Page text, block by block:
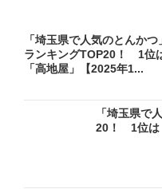
「埼玉県で人気のとんかつ
ランキングTOP20！ 1位
「高地屋」【2025年1...
「埼玉県で
20！ 1位は